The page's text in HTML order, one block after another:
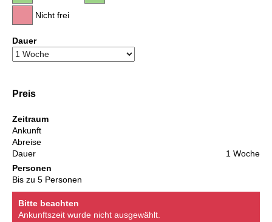
Nicht frei
Dauer
Preis
Zeitraum
Ankunft
Abreise
Dauer
1 Woche
Personen
Bis zu 5 Personen
Bitte beachten
Ankunftszeit wurde nicht ausgewählt.